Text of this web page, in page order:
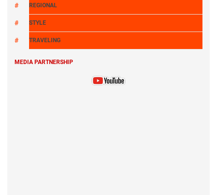
REGIONAL
STYLE
TRAVELING
MEDIA PARTNERSHIP